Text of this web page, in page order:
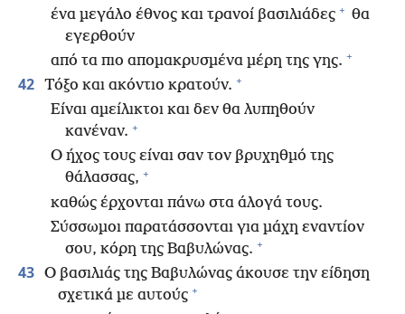
ένα μεγάλο έθνος και τρανοί βασιλιάδες + θα
εγερθούν
από τα πιο απομακρυσμένα μέρη της γης. +
42 Τόξο και ακόντιο κρατούν. +
Είναι αμείλικτοι και δεν θα λυπηθούν
κανέναν. +
Ο ήχος τους είναι σαν τον βρυχηθμό της
θάλασσας, +
καθώς έρχονται πάνω στα άλογά τους.
Σύσσωμοι παρατάσσονται για μάχη εναντίον
σου, κόρη της Βαβυλώνας. +
43 Ο βασιλιάς της Βαβυλώνας άκουσε την είδηση
σχετικά με αυτούς +